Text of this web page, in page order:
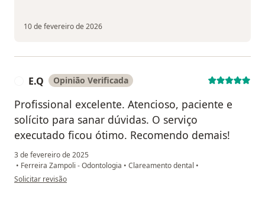
10 de fevereiro de 2026
E.Q Opinião Verificada
Profissional excelente. Atencioso, paciente e
solícito para sanar dúvidas. O serviço
executado ficou ótimo. Recomendo demais!
3 de fevereiro de 2025
• Ferreira Zampoli - Odontologia • Clareamento dental •
na opinião do utilizador E.Q
Solicitar revisão